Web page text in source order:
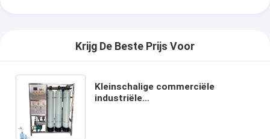
Krijg De Beste Prijs Voor
Kleinschalige commerciële
industriële